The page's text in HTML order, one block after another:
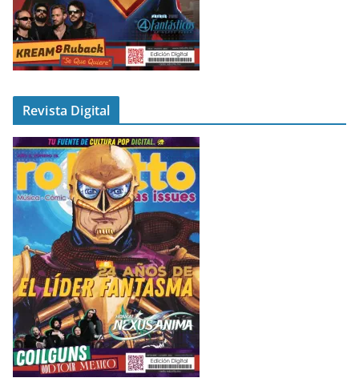
Revista Digital